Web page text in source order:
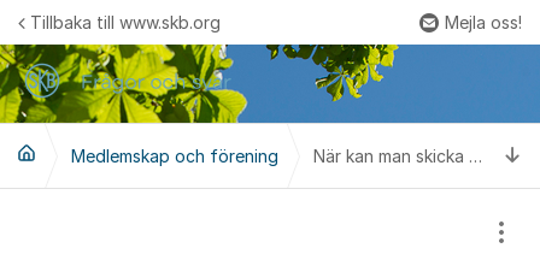
Hoppa till innehåll
Tillbaka till www.skb.org Mejla oss!
Medlemskap och förening När kan man skicka in motioner?